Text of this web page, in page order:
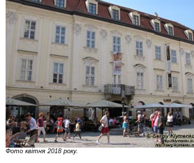
Фото квітня 2018 року.